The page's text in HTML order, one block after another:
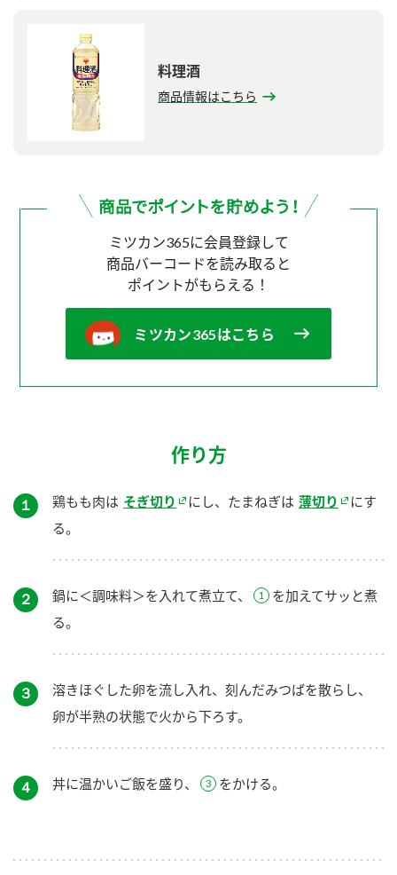
料理酒
商品情報はこちら
ミツカン365に会員登録して
商品バーコードを読み取ると
ポイントがもらえる！
ミツカン365はこちら
作り方
１ 鶏もも肉は そぎ切り にし、たまねぎは 薄切り
にす
る。
２ 鍋に＜調味料＞を入れて煮立て、
を加えてサッと煮
る。
３
溶きほぐした卵を流し入れ、刻んだみつばを散らし、
卵が半熟の状態で火から下ろす。
４ 丼に温かいご飯を盛り、 をかける。